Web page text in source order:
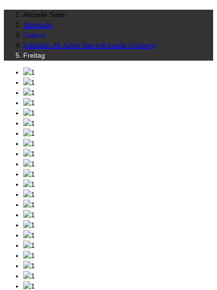
Aktuelle Seite:
Startseite
Galerie
Jubiläum 40 Jahre Narrenfreunde Heuberg
Freitag